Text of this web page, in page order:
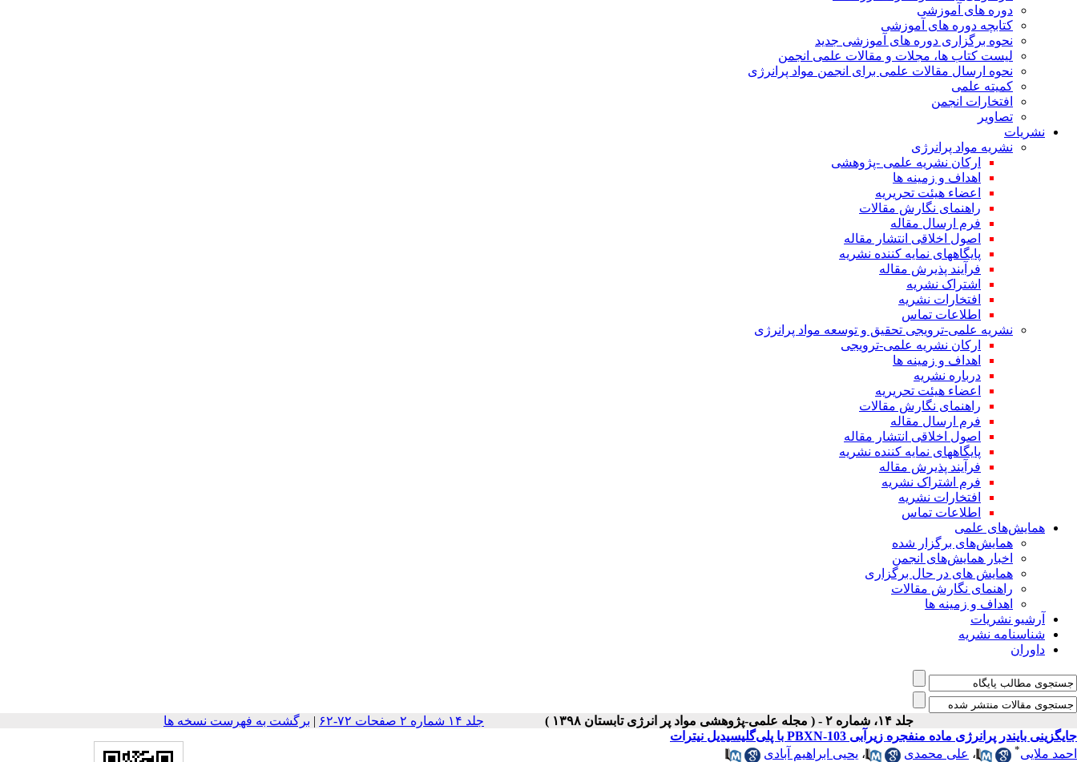
دوره های آموزشی
کتابچه دوره های آموزشی
نحوه برگزاری دوره های آموزشی جدید
لیست کتاب ها، مجلات و مقالات علمی انجمن
نحوه ارسال مقالات علمی برای انجمن مواد پرانرژی
کمیته علمی
افتخارات انجمن
تصاویر
نشریات
نشریه مواد پرانرژی
ارکان نشریه علمی -پژوهشی
اهداف و زمینه ها
اعضاء هیئت تحریریه
راهنمای نگارش مقالات
فرم ارسال مقاله
اصول اخلاقی انتشار مقاله
پایگاههای نمایه کننده نشریه
فرآیند پذیرش مقاله
اشتراک نشریه
افتخارات نشریه
اطلاعات تماس
نشریه علمی-ترویجی تحقیق و توسعه مواد پرانرژی
ارکان نشریه علمی-ترویجی
اهداف و زمینه ها
درباره نشریه
اعضاء هیئت تحریریه
راهنمای نگارش مقالات
فرم ارسال مقاله
اصول اخلاقی انتشار مقاله
پایگاههای نمایه کننده نشریه
فرآیند پذیرش مقاله
فرم اشتراک نشریه
افتخارات نشریه
اطلاعات تماس
همایش‌های علمی
همایش‌های برگزار شده
اخبار همایش‌های انجمن
همایش های در حال برگزاری
راهنمای نگارش مقالات
اهداف و زمینه ها
آرشیو نشریات
شناسنامه نشریه
داوران
جلد ۱۴، شماره ۲ - ( مجله علمی-پژوهشی مواد پر انرژی تابستان ۱۳۹۸ ) جلد ۱۴ شماره ۲ صفحات ۷۲-۶۲ | برگشت به فهرست نسخه ها
جایگزینی بایندر پرانرژی ماده منفجره زیرآبی PBXN-103 با پلی‌گلیسیدیل ‌نیترات
احمد ملایی* ، علی محمدی ، یحیی ابراهیم آبادی